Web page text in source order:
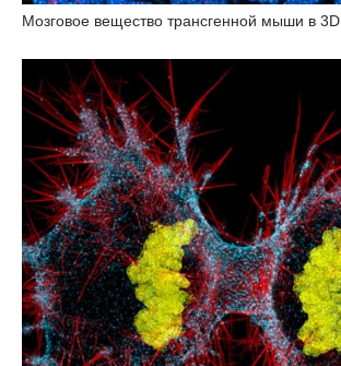
Мозговое вещество трансгенной мыши в 3D